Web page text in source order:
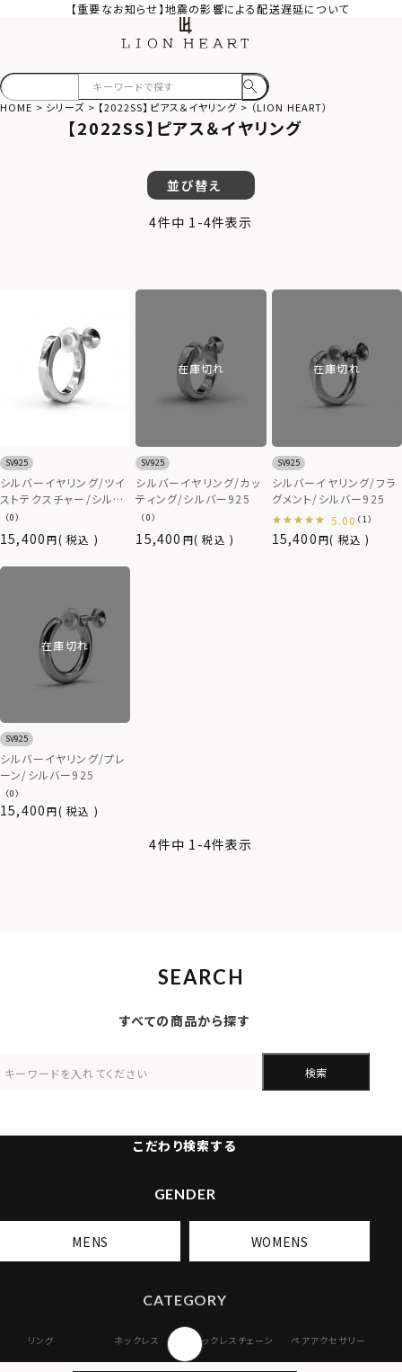
【重要なお知らせ】地震の影響による配送遅延について
HOME シリーズ 【2022SS】ピアス＆イヤリング （LION HEART）
【2022SS】ピアス＆イヤリング
並び替え
4件中 1 -4件表示
SV925
シルバーイヤリング/ツイ
ストテクスチャー/シルバ
ー925
15,400 税込
（0）
在庫切れ
SV925
シルバーイヤリング/カッ
ティング/シルバー925
15,400 税込
（0）
在庫切れ
SV925
シルバーイヤリング/フラ
グメント/シルバー925
15,400 税込
5.00 （1）
在庫切れ
SV925
シルバーイヤリング/プレ
ーン/シルバー925
15,400 税込
（0）
4件中 1 -4件表示
SEARCH
すべての商品から探す
検索
こだわり検索する
GENDER
MENS WOMENS
CATEGORY
リング ネックレス ネックレスチェーン ペアアクセサリー